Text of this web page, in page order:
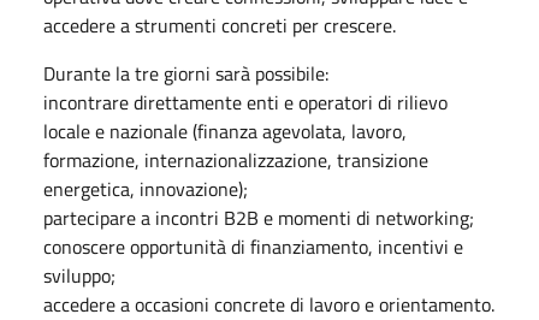
accedere a strumenti concreti per crescere.
Durante la tre giorni sarà possibile:
incontrare direttamente enti e operatori di rilievo
locale e nazionale (finanza agevolata, lavoro,
formazione, internazionalizzazione, transizione
energetica, innovazione);
partecipare a incontri B2B e momenti di networking;
conoscere opportunità di finanziamento, incentivi e
sviluppo;
accedere a occasioni concrete di lavoro e orientamento.